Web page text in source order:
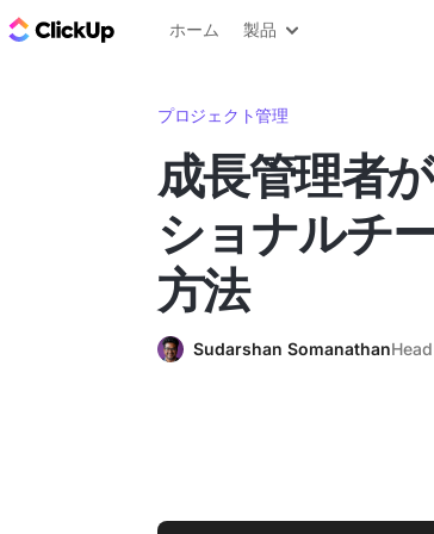
ClickUp ブログ
ホーム 製品
プロジェクト管理
成長管理者
ショナルチ
方法
Sudarshan Somanathan